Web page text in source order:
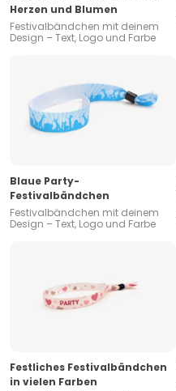
Herzen und Blumen
Festivalbändchen mit deinem
Design – Text, Logo und Farbe
Blaue Party-
Festivalbändchen
Festivalbändchen mit deinem
Design – Text, Logo und Farbe
Festliches Festivalbändchen
in vielen Farben